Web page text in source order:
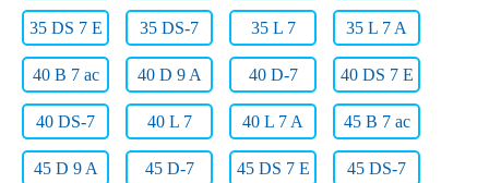
35 DS 7 E 35 DS-7 35 L 7 35 L 7 A
40 B 7 ac 40 D 9 A 40 D-7 40 DS 7 E
40 DS-7 40 L 7 40 L 7 A 45 B 7 ac
45 D 9 A 45 D-7 45 DS 7 E 45 DS-7